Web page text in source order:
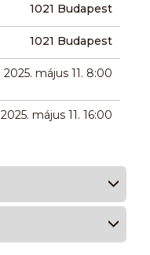
1021 Budapest
1021 Budapest
2025. május 11. 8:00
2025. május 11. 16:00